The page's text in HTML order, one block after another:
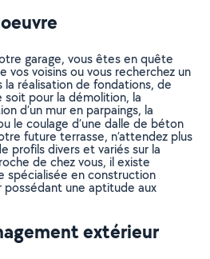
garage, vous êtes en quête
vos voisins ou vous recherchez un
réalisation de fondations, de
soit pour la démolition, la
d’un mur en parpaings, la
le coulage d’une dalle de béton
future terrasse, n’attendez plus
profils divers et variés sur la
de chez vous, il existe
spécialisée en construction
possédant une aptitude aux
extérieur